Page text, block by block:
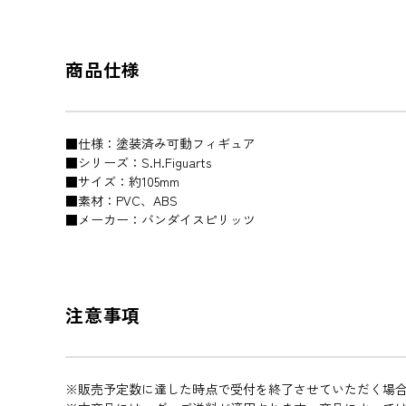
商品仕様
■仕様：塗装済み可動フィギュア
■シリーズ：S.H.Figuarts
■サイズ：約105mm
■素材：PVC、ABS
■メーカー：バンダイスピリッツ
注意事項
※販売予定数に達した時点で受付を終了させていただく場合